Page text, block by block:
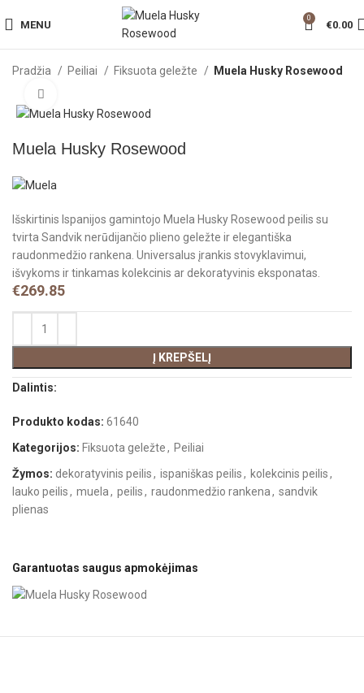
MENU
0
€0.00
Pradžia Peiliai Fiksuota geležte Muela Husky Rosewood
Muela Husky Rosewood
Išskirtinis Ispanijos gamintojo Muela Husky Rosewood peilis su
tvirta Sandvik nerūdijančio plieno geležte ir elegantiška
raudonmedžio rankena. Universalus įrankis stovyklavimui,
išvykoms ir tinkamas kolekcinis ar dekoratyvinis eksponatas.
€269.85
Į KREPŠELĮ
Dalintis:
Produkto kodas:61640
Kategorijos: Fiksuota geležte, Peiliai
Žymos: dekoratyvinis peilis, ispaniškas peilis, kolekcinis peilis,
lauko peilis, muela, peilis, raudonmedžio rankena, sandvik
plienas
Garantuotas saugus apmokėjimas